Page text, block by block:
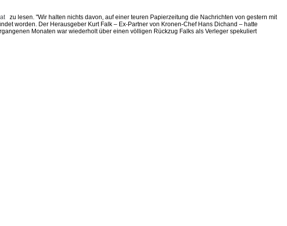
zu lesen. "Wir halten nichts davon, auf einer teuren Papierzeitung die Nachrichten von gestern mit
worden. Der Herausgeber Kurt Falk – Ex-Partner von Kronen-Chef Hans Dichand – hatte
Monaten war wiederholt über einen völligen Rückzug Falks als Verleger spekuliert